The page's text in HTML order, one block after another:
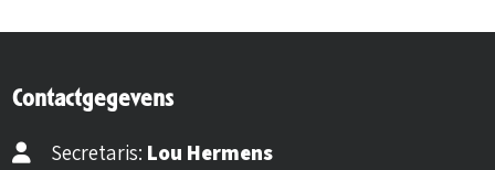
Contactgegevens
Secretaris: Lou Hermens